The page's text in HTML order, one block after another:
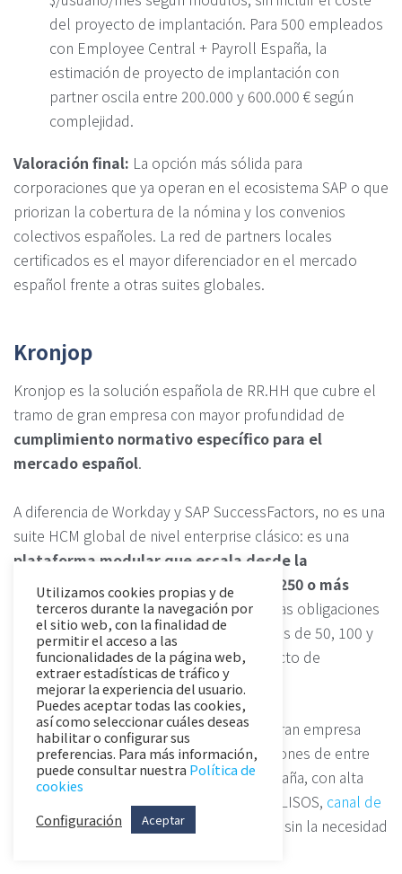
del proyecto de implantación. Para 500 empleados
con Employee Central + Payroll España, la
estimación de proyecto de implantación con
partner oscila entre 200.000 y 600.000 € según
complejidad.
Valoración final: La opción más sólida para
corporaciones que ya operan en el ecosistema SAP o que
priorizan la cobertura de la nómina y los convenios
colectivos españoles. La red de partners locales
certificados es el mayor diferenciador en el mercado
español frente a otras suites globales.
Kronjop
Kronjop es la solución española de RR.HH que cubre el
tramo de gran empresa con mayor profundidad de
cumplimiento normativo específico para el
mercado español.
A diferencia de Workday y SAP SuccessFactors, no es una
suite HCM global de nivel enterprise clásico: es una
plataforma modular que escala desde la
micropyme hasta organizaciones de 250 o más
empleados, cubriendo de forma nativa las obligaciones
normativas que se activan en los umbrales de 50, 100 y
250 trabajadores sin necesidad de proyecto de
implantación ni partner externo.
Su posicionamiento en el segmento de gran empresa
responde a un perfil concreto: corporaciones de entre
200 y 500 empleados que operan en España, con alta
complejidad normativa local (convenios, LISOS, canal de
denuncias,Plan de Igualdad
, AI Act) pero sin la necesidad
Utilizamos cookies propias y de
terceros durante la navegación por
el sitio web, con la finalidad de
permitir el acceso a las
funcionalidades de la página web,
extraer estadísticas de tráfico y
mejorar la experiencia del usuario.
Puedes aceptar todas las cookies,
así como seleccionar cuáles deseas
habilitar o configurar sus
preferencias. Para más información,
puede consultar nuestra Política de
cookies
Configuración
Aceptar